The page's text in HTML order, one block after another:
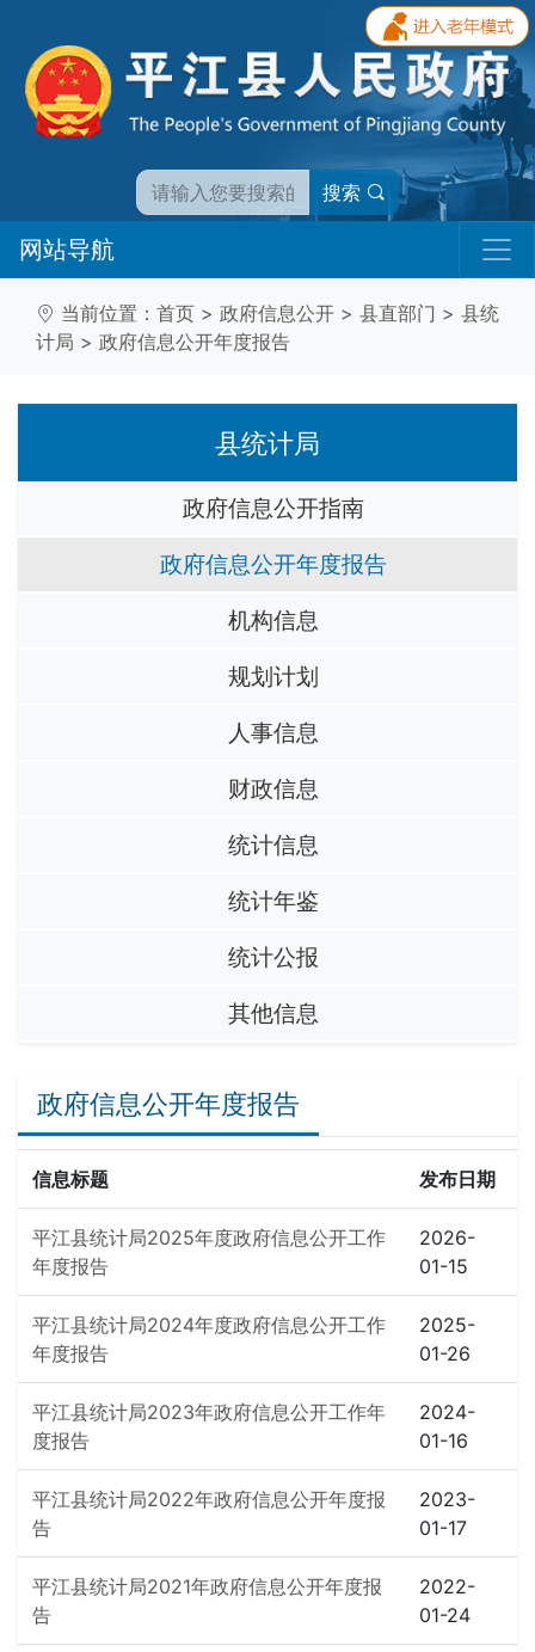
搜索
网站导航
当前位置： 首页 > 政府信息公开 > 县直部门 > 县统
计局 > 政府信息公开年度报告
县统计局
政府信息公开指南
政府信息公开年度报告
机构信息
规划计划
人事信息
财政信息
统计信息
统计年鉴
统计公报
其他信息
政府信息公开年度报告
信息标题 发布日期
平江县统计局2025年度政府信息公开工作
年度报告
2026-
01-15
平江县统计局2024年度政府信息公开工作
年度报告
2025-
01-26
平江县统计局2023年政府信息公开工作年
度报告
2024-
01-16
平江县统计局2022年政府信息公开年度报
告
2023-
01-17
平江县统计局2021年政府信息公开年度报
告
2022-
01-24